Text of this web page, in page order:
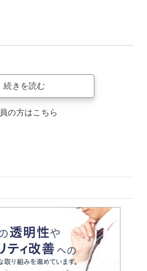
続きを読む
の方はこちら